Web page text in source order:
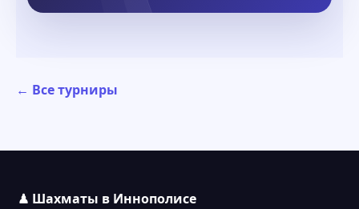
← Все турниры
♟ Шахматы в Иннополисе